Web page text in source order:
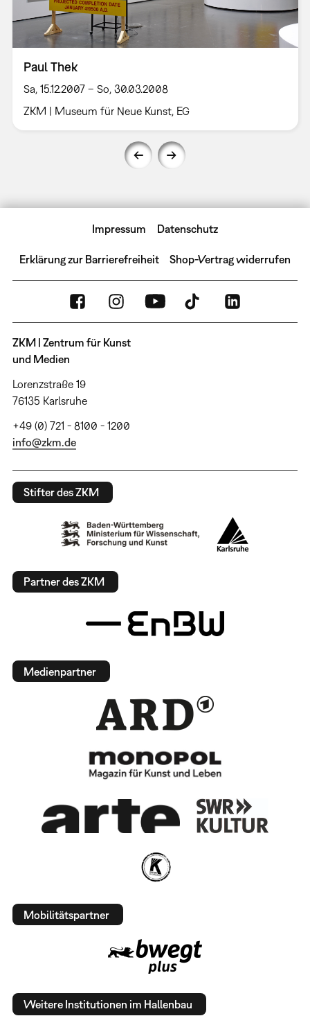
Paul Thek
Sa, 15.12.2007 – So, 30.03.2008
ZKM | Museum für Neue Kunst, EG
Impressum Datenschutz
Erklärung zur Barrierefreiheit Shop-Vertrag widerrufen
ZKM | Zentrum für Kunst
und Medien
Lorenzstraße 19
76135 Karlsruhe
+49 (0) 721 - 8100 - 1200
info@zkm.de
Stifter des ZKM
Partner des ZKM
Medienpartner
Mobilitätspartner
Weitere Institutionen im Hallenbau